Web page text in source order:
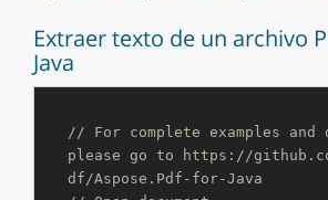
Extraer texto de un archivo
Java
// For complete examples
please go to https://
df/Aspose.Pdf-for-Java